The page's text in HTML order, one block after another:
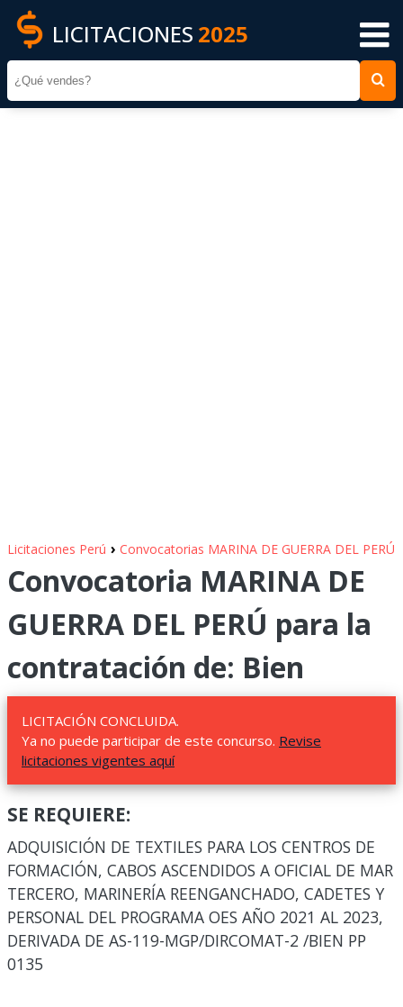
LICITACIONES 2025
Licitaciones Perú › Convocatorias MARINA DE GUERRA DEL PERÚ
Convocatoria MARINA DE
GUERRA DEL PERÚ para la
contratación de: Bien
LICITACIÓN CONCLUIDA.
Ya no puede participar de este concurso. Revise
licitaciones vigentes aquí
SE REQUIERE:
ADQUISICIÓN DE TEXTILES PARA LOS CENTROS DE
FORMACIÓN, CABOS ASCENDIDOS A OFICIAL DE MAR
TERCERO, MARINERÍA REENGANCHADO, CADETES Y
PERSONAL DEL PROGRAMA OES AÑO 2021 AL 2023,
DERIVADA DE AS-119-MGP/DIRCOMAT-2 /BIEN PP
0135